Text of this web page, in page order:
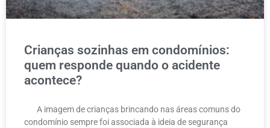
Crianças sozinhas em condomínios:
quem responde quando o acidente
acontece?
A imagem de crianças brincando nas áreas comuns do
condomínio sempre foi associada à ideia de segurança